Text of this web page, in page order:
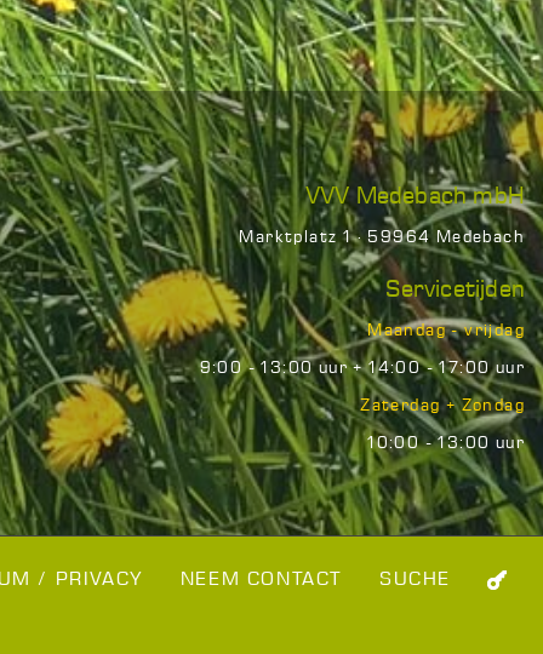
VVV Medebach mbH
Marktplatz 1 · 59964 Medebach
Servicetijden
Maandag - vrijdag
9:00 - 13:00 uur + 14:00 - 17:00 uur
Zaterdag + Zondag
10:00 - 13:00 uur
/ PRIVACY NEEM CONTACT SUCHE